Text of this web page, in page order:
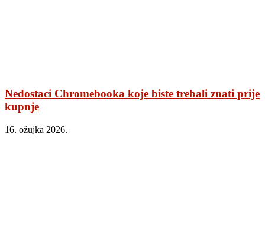
Nedostaci Chromebooka koje biste trebali znati prije
kupnje
16. ožujka 2026.